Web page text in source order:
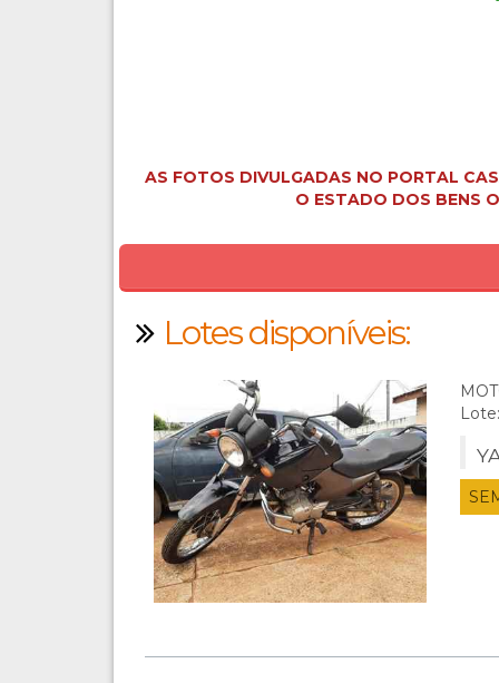
AS FOTOS DIVULGADAS NO PORTAL
O ESTADO DOS BENS
Lotes disponíveis: